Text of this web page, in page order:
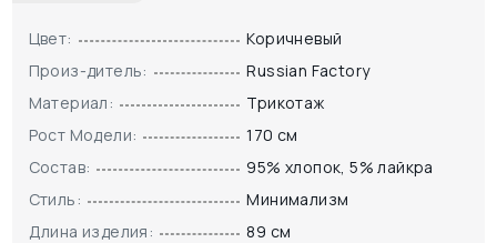
Цвет:
Коричневый
Произ-дитель:
Russian Factory
Материал:
Трикотаж
Рост Модели:
170 см
Состав:
95% хлопок, 5% лайкра
Стиль:
Минимализм
Длина изделия:
89 см